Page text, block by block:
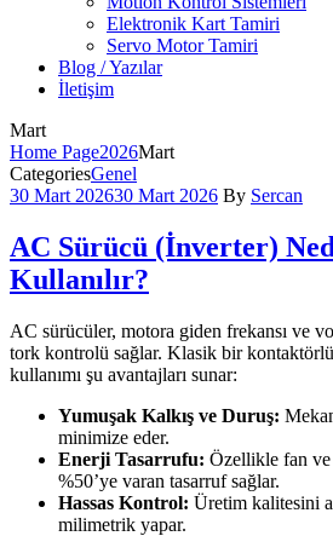
Elektronik Kart Tamiri
Servo Motor Tamiri
Blog / Yazılar
İletişim
Mart
Home Page2026Mart
CategoriesGenel
30 Mart 202630 Mart 2026 By Sercan
AC Sürücü (İnverter)
Kullanılır?
AC sürücüler, motora giden frekansı ve
tork kontrolü sağlar. Klasik bir kontaktörlü
kullanımı şu avantajları sunar:
Yumuşak Kalkış ve Duruş:
minimize eder.
Enerji Tasarrufu: Özellikle fan ve
%50’ye varan tasarruf sağlar.
Hassas Kontrol: Üretim kalitesini
milimetrik yapar.